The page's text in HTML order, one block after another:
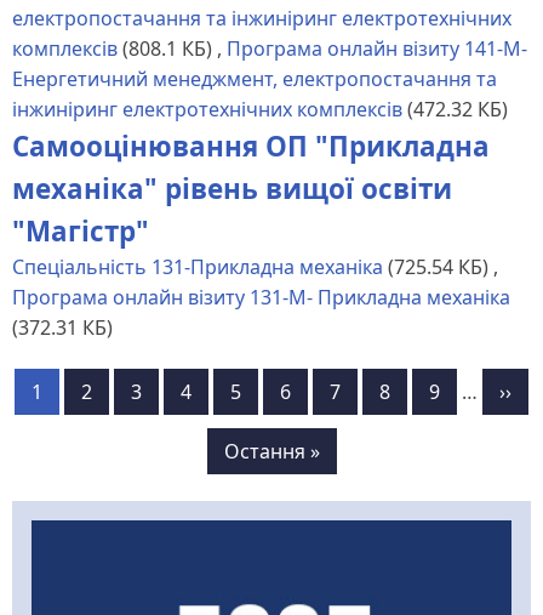
електропостачання та інжиніринг електротехнічних
комплексів(808.1 КБ) , Програма онлайн візиту 141-М-
Енергетичний менеджмент, електропостачання та
інжиніринг електротехнічних комплексів(472.32 КБ)
Самооцінювання ОП "Прикладна
механіка" рівень вищої освіти
"Магістр"
Спеціальність 131-Прикладна механіка (725.54 КБ) ,
Програма онлайн візиту 131-М- Прикладна механіка
(372.31 КБ)
наPage
1 Page
2 Page
3 Page
4 Page
5 Page
6 Page
7 Page
8 Page
9 … ››
Остання
сторінка
Остання »